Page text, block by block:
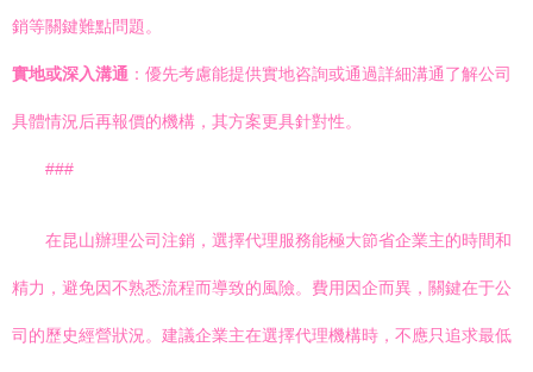
銷等關鍵難點問題。
實地或深入溝通 ：優先考慮能提供實地咨詢或通過詳細溝通了解公司
具體情況后再報價的機構，其方案更具針對性。
###
在昆山辦理公司注銷，選擇代理服務能極大節省企業主的時間和
精力，避免因不熟悉流程而導致的風險。費用因企而異，關鍵在于公
司的歷史經營狀況。建議企業主在選擇代理機構時，不應只追求最低